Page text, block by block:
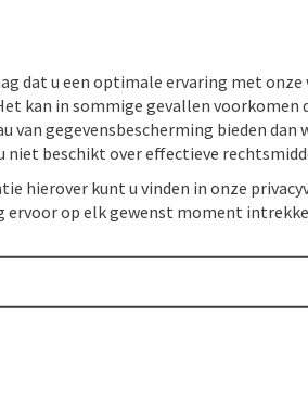
dat u een optimale ervaring met
kan in sommige gevallen voorkomen
van gegevensbescherming bieden
niet beschikt over effectieve
hierover kunt u vinden in onze
ervoor op elk gewenst moment